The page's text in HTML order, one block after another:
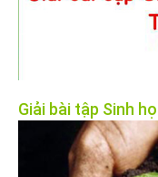
Giải bài tập Sinh